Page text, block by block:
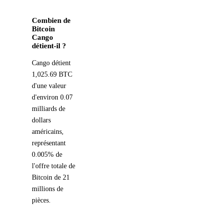
Combien de
Bitcoin
Cango
détient-il ?
Cango détient
1,025.69 BTC
d'une valeur
d'environ 0.07
milliards de
dollars
américains,
représentant
0.005% de
l'offre totale de
Bitcoin de 21
millions de
pièces.